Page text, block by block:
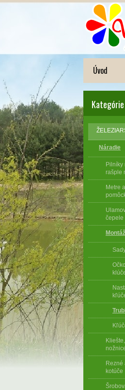
Úvod
Kategórie
Náradie
Pilníky
rašple
Metre
čepele
Rezné
kotúče